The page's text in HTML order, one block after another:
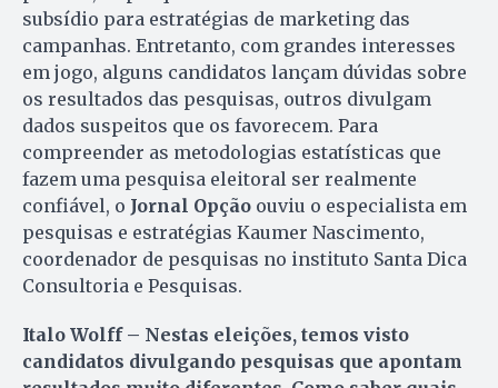
subsídio para estratégias de marketing das
campanhas. Entretanto, com grandes interesses
em jogo, alguns candidatos lançam dúvidas sobre
os resultados das pesquisas, outros divulgam
dados suspeitos que os favorecem. Para
compreender as metodologias estatísticas que
fazem uma pesquisa eleitoral ser realmente
confiável, o Jornal Opção ouviu o especialista em
pesquisas e estratégias Kaumer Nascimento,
coordenador de pesquisas no instituto Santa Dica
Consultoria e Pesquisas.
Italo Wolff – Nestas eleições, temos visto
candidatos divulgando pesquisas que apontam